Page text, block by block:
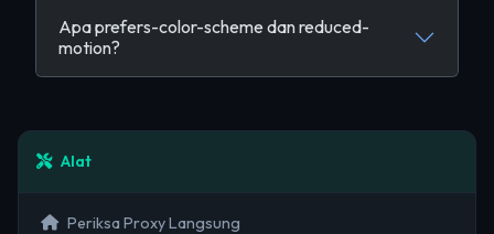
Apa prefers-color-scheme dan reduced-
motion?
Alat
Periksa Proxy Langsung